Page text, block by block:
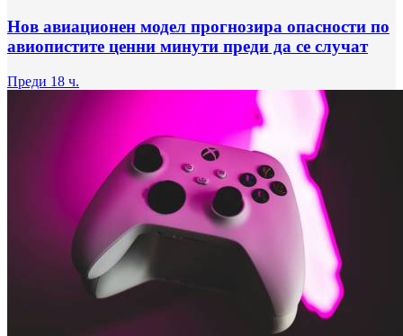
Нов авиационен модел прогнозира опасности по
авиопистите ценни минути преди да се случат
Преди 18 ч.